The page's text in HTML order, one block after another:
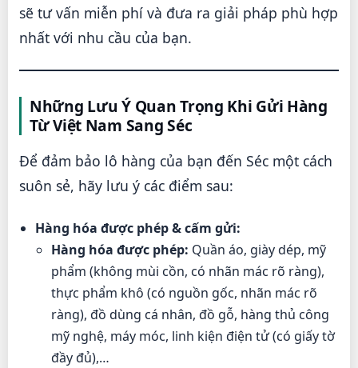
sẽ tư vấn miễn phí và đưa ra giải pháp phù hợp
nhất với nhu cầu của bạn.
Những Lưu Ý Quan Trọng Khi Gửi Hàng
Từ Việt Nam Sang Séc
Để đảm bảo lô hàng của bạn đến Séc một cách
suôn sẻ, hãy lưu ý các điểm sau:
Hàng hóa được phép & cấm gửi:
Hàng hóa được phép: Quần áo, giày dép, mỹ
phẩm (không mùi cồn, có nhãn mác rõ ràng),
thực phẩm khô (có nguồn gốc, nhãn mác rõ
ràng), đồ dùng cá nhân, đồ gỗ, hàng thủ công
mỹ nghệ, máy móc, linh kiện điện tử (có giấy tờ
đầy đủ),…